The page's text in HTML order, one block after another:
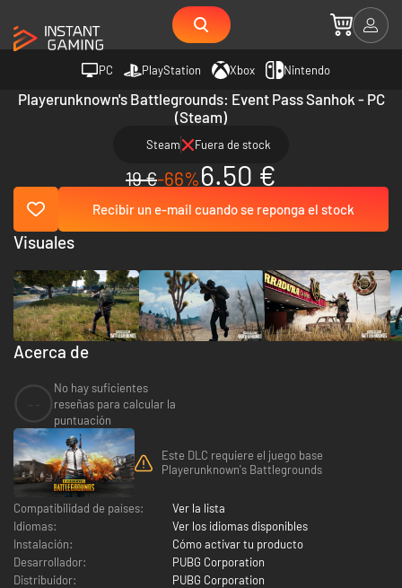
PC PlayStation Xbox Nintendo
Playerunknown's Battlegrounds: Event Pass Sanhok - PC
(Steam)
Steam Fuera de stock
19 €-66%6.50 €
Recibir un e-mail cuando se reponga el stock
Acerca de
No hay suficientes
reseñas para calcular la
puntuación
Este DLC requiere el juego base
Playerunknown's Battlegrounds
Compatibilidad de países:
Ver la lista
Idiomas:
Ver los idiomas disponibles
Instalación:
Cómo activar tu producto
Desarrollador:
PUBG Corporation
Distribuidor:
PUBG Corporation
Visuales